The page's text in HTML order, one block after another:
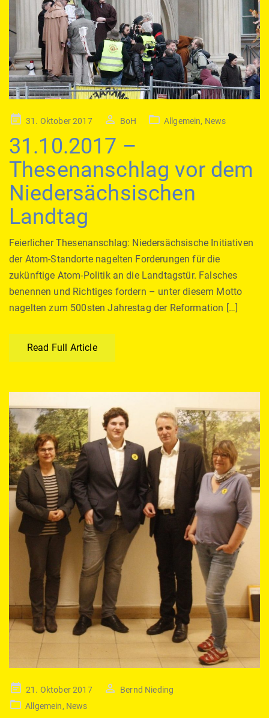
Posted31. Oktober 2017 BoH Allgemein, News
31.10.2017 –
Thesenanschlag vor dem
Niedersächsischen
Landtag
Feierlicher Thesenanschlag: Niedersächsische Initiativen
der Atom-Standorte nagelten Forderungen für die
zukünftige Atom-Politik an die Landtagstür. Falsches
benennen und Richtiges fordern – unter diesem Motto
nagelten zum 500sten Jahrestag der Reformation […]
Read Full Article
Posted
on
21. Oktober 2017
Bernd Nieding
Allgemein, News